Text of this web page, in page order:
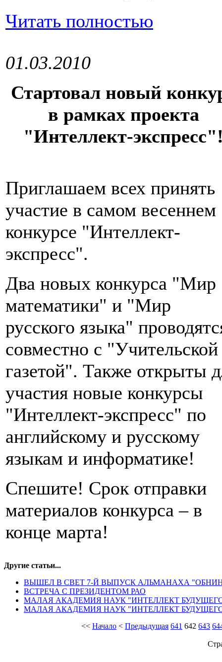
Читать полностью
01.03.2010
Стартовал новый
в рамках проекта
"Интеллект-
Приглашаем всех принять
участие в самом весеннем
конкурсе "Интеллект-
экспресс".
Два новых конкурса "Мир
математики" и "Мир
русского языка"
совместно с "Учительской
газетой". Также открыты
участия новые конкурсы
"Интеллект-экспресс" по
английскому и русскому
языкам и информатике!
Спешите! Срок отправки
материалов конкурса – в
конце марта!
Другие статьи...
ВЫШЕЛ В СВЕТ 7-Й ВЫПУСК АЛЬМАНАХА
ВСТРЕЧА С ПРЕЗИДЕНТОМ РАО
МАЛАЯ АКАДЕМИЯ НАУК "ИНТЕЛЛЕКТ
МАЛАЯ АКАДЕМИЯ НАУК "ИНТЕЛЛЕКТ
<< Начало < Предыдущая 641 642 643